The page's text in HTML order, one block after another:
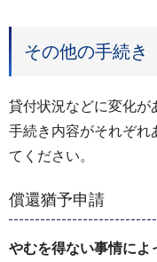
その他の手続き
貸付状況などに変化が
手続き内容がそれぞれ
てください。
償還猶予申請
やむを得ない事情によ